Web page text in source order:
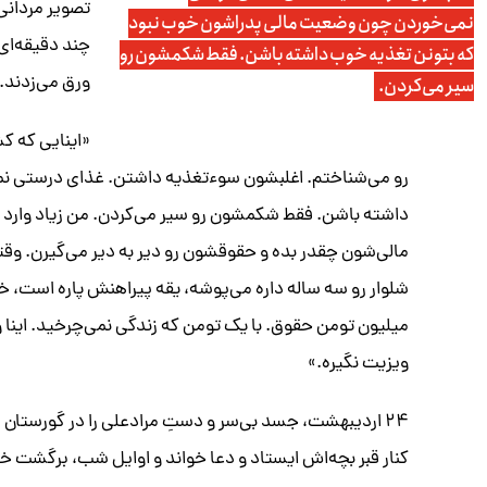
نمی‌خوردن چون وضعیت مالی پدراشون خوب نبود
که بتونن تغذیه خوب داشته باشن. فقط شکمشون رو
سیر می‌کردن.
چند
ورق می‌زدند.
«اینایی که
رو می‌شناختم. اغلبشون سوءتغذیه داشتن. غذای
داشته باشن. فقط شکمشون رو سیر می‌کردن. من زیاد
مالی‌شون چقدر بده و حقوقشون رو دیر به دیر می‌گیرن.
شلوار رو سه ساله داره می‌پوشه، یقه پیراهنش پاره
میلیون تومن حقوق. با یک تومن که زندگی نمی‌چرخید.
ویزیت نگیره.»
کنار قبر بچه‌اش ایستاد و دعا خواند و اوایل شب، برگشت